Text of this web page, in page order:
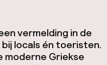
vermelding in de
locals én toeristen.
moderne Griekse